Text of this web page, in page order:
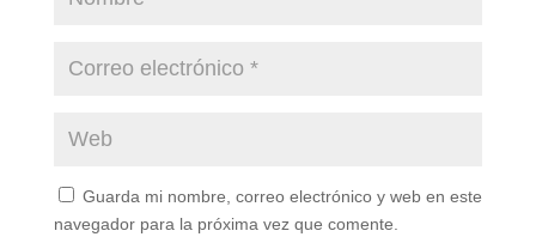
Guarda mi nombre, correo electrónico y web en este
navegador para la próxima vez que comente.